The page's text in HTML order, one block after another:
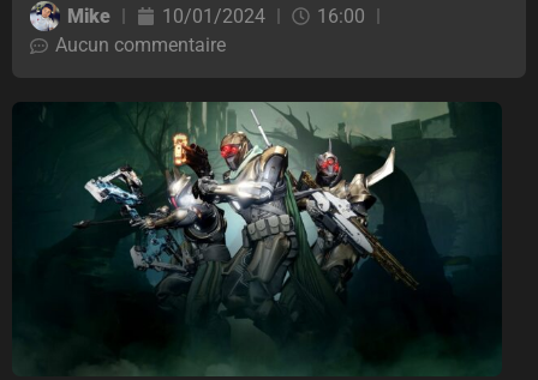
Mike 10/01/2024
16:00
Aucun commentaire